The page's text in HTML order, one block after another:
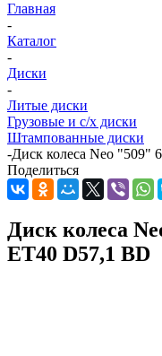
Главная
-
Каталог
-
Диски
-
Литые диски
Грузовые и с/х диски
Штампованные диски
-Диск колеса Neo "509"
Поделиться
Диск колеса
ET40 D57,1 BD